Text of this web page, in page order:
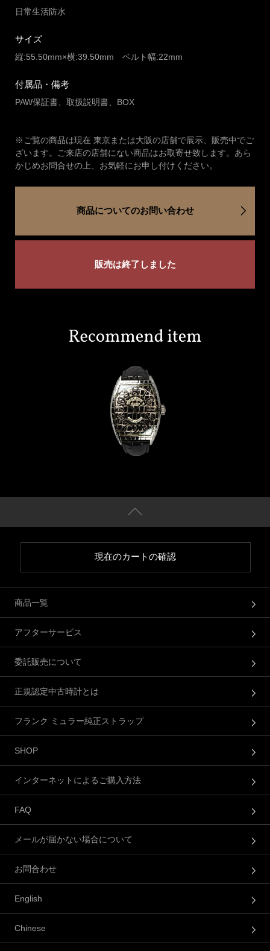
日常生活防水
サイズ
縦:55.50mm×横:39.50mm ベルト幅:22mm
付属品・備考
PAW保証書、取扱説明書、BOX
※ご覧の商品は現在 東京または大阪の店舗で展示、販売中でご
ざいます。ご来店の店舗にない商品はお取寄せ致します。あら
かじめお問合せの上、お気軽にお申し付けください。
商品についてのお問い合わせ
販売は終了しました
現在のカートの確認
商品一覧
アフターサービス
委託販売について
正規認定中古時計とは
フランク ミュラー純正ストラップ
SHOP
インターネットによるご購入方法
FAQ
メールが届かない場合について
お問合わせ
English
Chinese